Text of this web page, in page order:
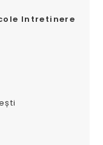
Intretinere